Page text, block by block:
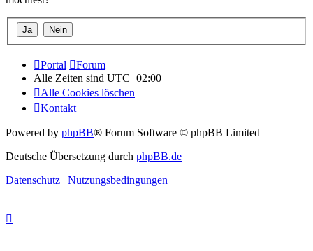
Portal
Forum
Alle Zeiten sind UTC+02:00
Alle Cookies löschen
Kontakt
Powered by phpBB® Forum Software © phpBB Limited
Deutsche Übersetzung durch phpBB.de
Datenschutz | Nutzungsbedingungen